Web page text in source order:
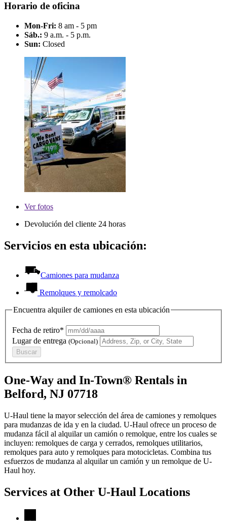
Horario de oficina
Mon-Fri: 8 am - 5 pm
Sáb.: 9 a.m. - 5 p.m.
Sun: Closed
Verfotos
Devolución del cliente 24 horas
Servicios en esta ubicación:
Camiones para mudanza
Remolques y remolcado
Encuentra alquiler de camiones en esta ubicación
Fecha de retiro*
Lugar de entrega (Opcional)
Buscar
One-Way and In-Town® Rentals in
Belford, NJ 07718
U-Haul tiene la mayor selección del área de camiones y remolques
para mudanzas de ida y en la ciudad. U-Haul ofrece un proceso de
mudanza fácil al alquilar un camión o remolque, entre los cuales se
incluyen: remolques de carga y cerrados, remolques utilitarios,
remolques para auto y remolques para motocicletas. Combina tus
esfuerzos de mudanza al alquilar un camión y un remolque de U-
Haul hoy.
Services at Other U-Haul Locations